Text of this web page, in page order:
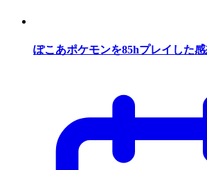
ぽこあポケモンを85hプレイした